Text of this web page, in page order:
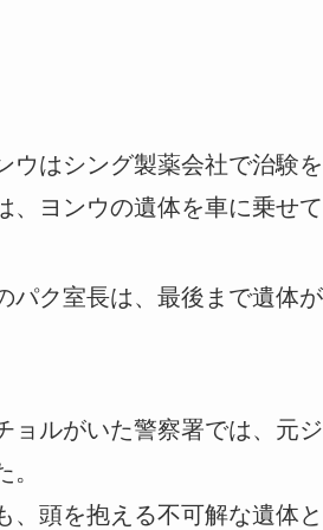
ウはシング製薬会社で治験
、ヨンウの遺体を車に乗せ
パク室長は、最後まで遺体
ョルがいた警察署では、元
。
、頭を抱える不可解な遺体